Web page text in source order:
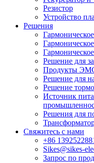
Резистор
Устройство
Решения
Решение для
Продукты
Решение для
Решение
Источник
Решения для
Свяжитесь с нами
+86
Sikes@sikes-
Запрос по